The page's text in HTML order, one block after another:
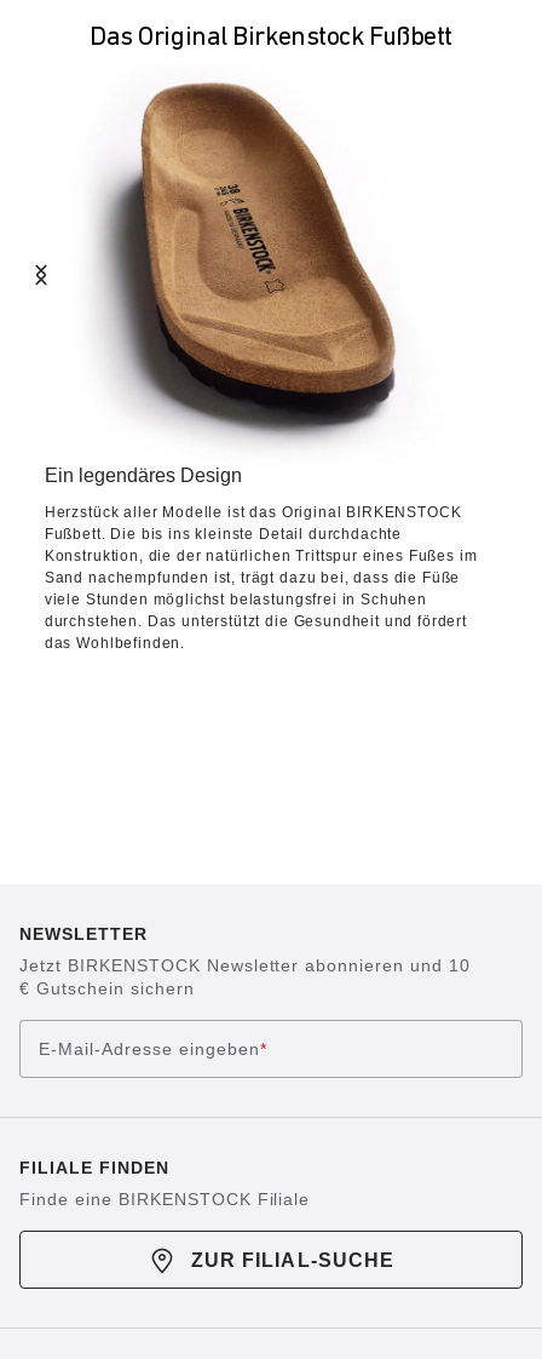
Das Original Birkenstock Fußbett
Ein legendäres Design
Herzstück aller Modelle ist das Original BIRKENSTOCK
Fußbett. Die bis ins kleinste Detail durchdachte
Konstruktion, die der natürlichen Trittspur eines Fußes im
Sand nachempfunden ist, trägt dazu bei, dass die Füße
viele Stunden möglichst belastungsfrei in Schuhen
durchstehen. Das unterstützt die Gesundheit und fördert
das Wohlbefinden.
NEWSLETTER
Jetzt BIRKENSTOCK Newsletter abonnieren und 10
€ Gutschein sichern
E-Mail-Adresse eingeben*
FILIALE FINDEN
Finde eine BIRKENSTOCK Filiale
ZUR FILIAL-SUCHE